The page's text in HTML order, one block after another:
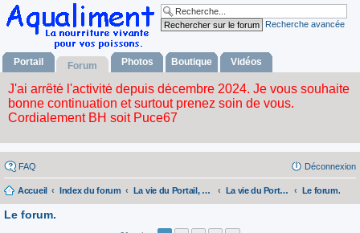
Recherche avancée
Portail Forum Photos Boutique Vidéos
FAQ Déconnexion
Accueil Index du forum La vie du Portail, du forum, de l'album photos, la boutique et des videos. La vie du Portail, du Forum, de l'album Fhotos, la Boutique et des Videos. Le forum.
Le forum.